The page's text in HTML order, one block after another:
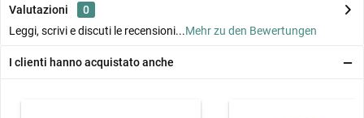
Valutazioni
0
Leggi, scrivi e discuti le recensioni...Mehr zu den Bewertungen
I clienti hanno acquistato anche